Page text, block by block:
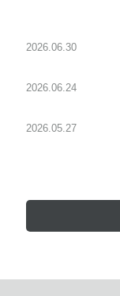
2026.06.30
2026.06.24
2026.05.27